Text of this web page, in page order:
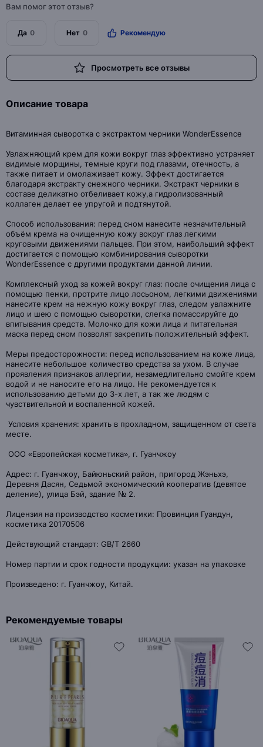
Вам помог этот отзыв?
Да 0 Нет 0 Рекомендую
Просмотреть все отзывы
Описание товара
Витаминная сыворотка с экстрактом черники WonderEssence
Увлажняющий крем для кожи вокруг глаз эффективно устраняет
видимые морщины, темные круги под глазами, отечность, а
также питает и омолаживает кожу. Эффект достигается
благодаря экстракту снежного черники. Экстракт черники в
составе деликатно отбеливает кожу,а гидролизованный
коллаген делает ее упругой и подтянутой.
Способ использования: перед сном нанесите незначительный
объём крема на очищенную кожу вокруг глаз легкими
круговыми движениями пальцев. При этом, наибольший эффект
достигается с помощью комбинирования сыворотки
WonderEssence с другими продуктами данной линии.
Комплексный уход за кожей вокруг глаз: после очищения лица с
помощью пенки, протрите лицо лосьоном, легкими движениями
нанесите крем на нежную кожу вокруг глаз, следом увлажните
лицо и шею с помощью сыворотки, слегка помассируйте до
впитывания средств. Молочко для кожи лица и питательная
маска перед сном позволят закрепить положительный эффект.
Меры предосторожности: перед использованием на коже лица,
нанесите небольшое количество средства за ухом. В случае
проявления признаков аллергии, незамедлительно смойте крем
водой и не наносите его на лицо. Не рекомендуется к
использованию детьми до 3-х лет, а так же людям с
чувствительной и воспаленной кожей.
Условия хранения: хранить в прохладном, защищенном от света
месте.
ООО «Европейская косметика», г. Гуанчжоу
Адрес: г. Гуанчжоу, Байюньский район, пригород Жэньхэ,
Деревня Дасян, Седьмой экономический кооператив (девятое
деление), улица Бэй, здание № 2.
Лицензия на производство косметики: Провинция Гуандун,
косметика 20170506
Действующий стандарт: GB/T 2660
Номер партии и срок годности продукции: указан на упаковке
Произведено: г. Гуанчжоу, Китай.
Рекомендуемые товары